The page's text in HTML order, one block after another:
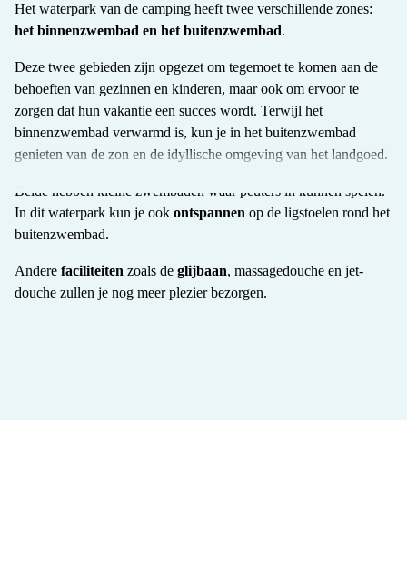
Het waterpark van de camping heeft twee verschillende zones:
het binnenzwembad en het buitenzwembad.
Deze twee gebieden zijn opgezet om tegemoet te komen aan de
behoeften van gezinnen en kinderen, maar ook om ervoor te
zorgen dat hun vakantie een succes wordt. Terwijl het
binnenzwembad verwarmd is, kun je in het buitenzwembad
genieten van de zon en de idyllische omgeving van het landgoed.
Beide hebben kleine zwembaden waar peuters in kunnen spelen.
In dit waterpark kun je ook ontspannen op de ligstoelen rond het
buitenzwembad.
Andere faciliteiten zoals de glijbaan, massagedouche en jet-
douche zullen je nog meer plezier bezorgen.